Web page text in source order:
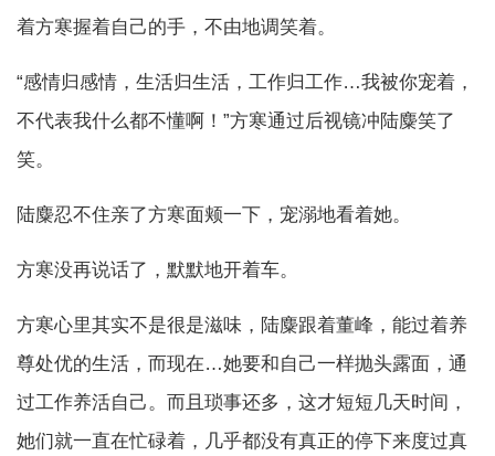
着方寒握着自己的手，不由地调笑着。
“感情归感情，生活归生活，工作归工作…我被你宠着，
不代表我什么都不懂啊！”方寒通过后视镜冲陆麋笑了
笑。
陆麋忍不住亲了方寒面颊一下，宠溺地看着她。
方寒没再说话了，默默地开着车。
方寒心里其实不是很是滋味，陆麋跟着董峰，能过着养
尊处优的生活，而现在…她要和自己一样抛头露面，通
过工作养活自己。而且琐事还多，这才短短几天时间，
她们就一直在忙碌着，几乎都没有真正的停下来度过真